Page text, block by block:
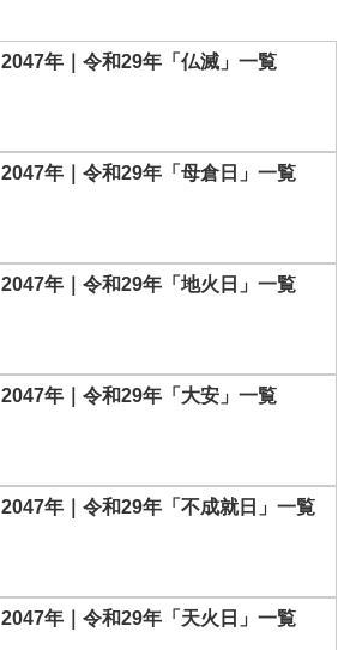
2047年｜令和29年「仏滅」一覧
2047年｜令和29年「母倉日」一覧
2047年｜令和29年「地火日」一覧
2047年｜令和29年「大安」一覧
2047年｜令和29年「不成就日」一覧
2047年｜令和29年「天火日」一覧